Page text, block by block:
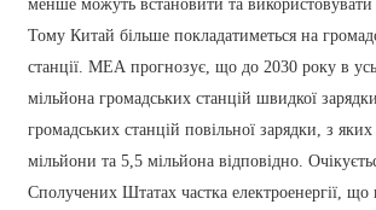
менше можуть встановити та використовувати
Тому Китай більше покладатиметься на
станції. МЕА прогнозує, що до 2030 року в
мільйона громадських станцій швидкої
громадських станцій повільної зарядки, з
мільйони та 5,5 мільйона відповідно.
Сполучених Штатах частка електроенергії, що